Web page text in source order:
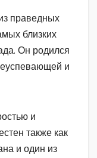
праведных
близких
Он родился
и
и
также как
и один из